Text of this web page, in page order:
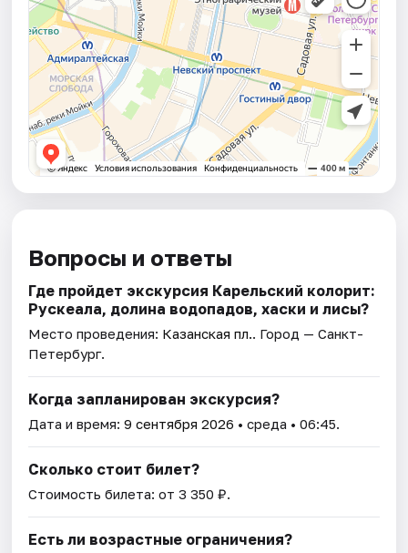
Вопросы и ответы
Где пройдет экскурсия Карельский колорит:
Рускеала, долина водопадов, хаски и лисы?
Место проведения: Казанская пл.. Город — Санкт-
Петербург.
Когда запланирован экскурсия?
Дата и время:9 сентября 2026 • среда • 06:45.
Сколько стоит билет?
Стоимость билета: от 3 350 ₽.
Есть ли возрастные ограничения?